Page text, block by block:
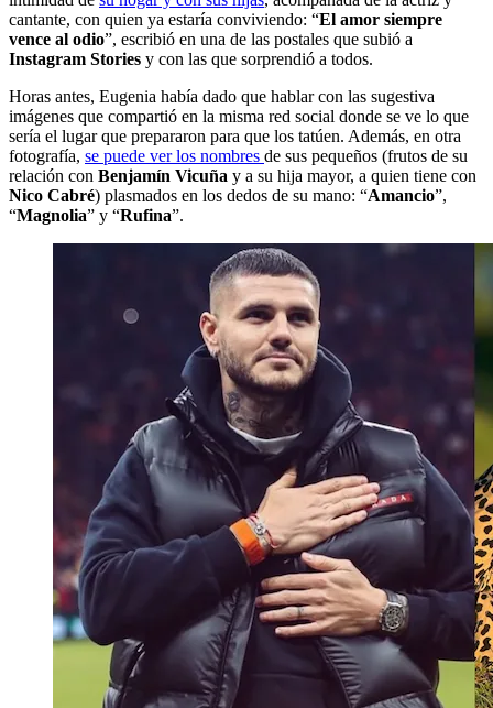
cantante, con quien ya estaría conviviendo: “El amor siempre
vence al odio”, escribió en una de las postales que subió a
Instagram Stories y con las que sorprendió a todos.
Horas antes, Eugenia había dado que hablar con las sugestiva
imágenes que compartió en la misma red social donde se ve lo que
sería el lugar que prepararon para que los tatúen. Además, en otra
fotografía, se puede ver los nombres de sus pequeños (frutos de su
relación con Benjamín Vicuña y a su hija mayor, a quien tiene con
Nico Cabré) plasmados en los dedos de su mano: “Amancio”,
“Magnolia” y “Rufina”.